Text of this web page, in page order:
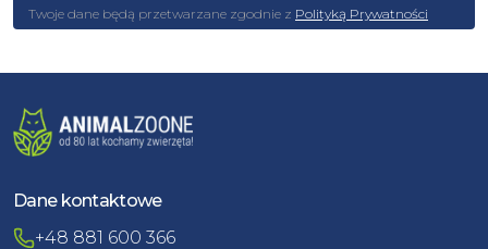
Twoje dane będą przetwarzane zgodnie z Polityką Prywatności
Dane kontaktowe
+48 881 600 366